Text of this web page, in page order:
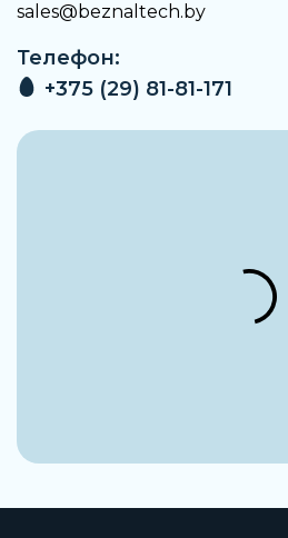
sales@beznaltech.by
Телефон:
+375 (29) 81-81-171